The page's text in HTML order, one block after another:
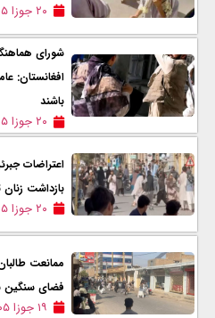
۲۰ جوزا ۱۴۰۵
شورای
افغانستان:
باشند
۲۰ جوزا ۱۴۰۵
اعتراضات
بازداشت
۲۰ جوزا ۱۴۰۵
ممانعت
فضای سنگین
۱۹ جوزا ۱۴۰۵